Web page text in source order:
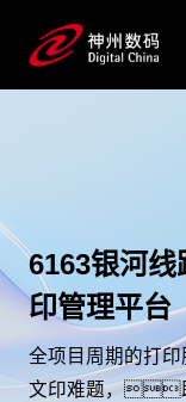
6163银河
印管理平台
全项目周期的打
文印难题，